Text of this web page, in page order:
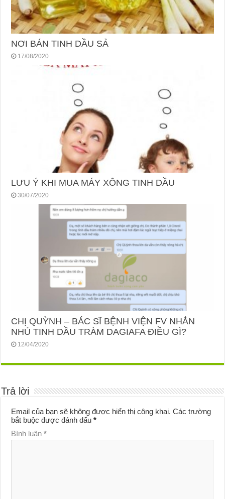
NƠI BÁN TINH DẦU SẢ
17/08/2020
LƯU Ý KHI MUA MÁY XÔNG TINH DẦU
30/07/2020
CHỊ QUỲNH – BÁC SĨ BỆNH VIỆN FV NHẮN
NHỦ TINH DẦU TRÀM DAGIAFA ĐIỀU GÌ?
12/04/2020
Trả lời
Email của bạn sẽ không được hiển thị công khai. Các trường
bắt buộc được đánh dấu*
Bình luận*